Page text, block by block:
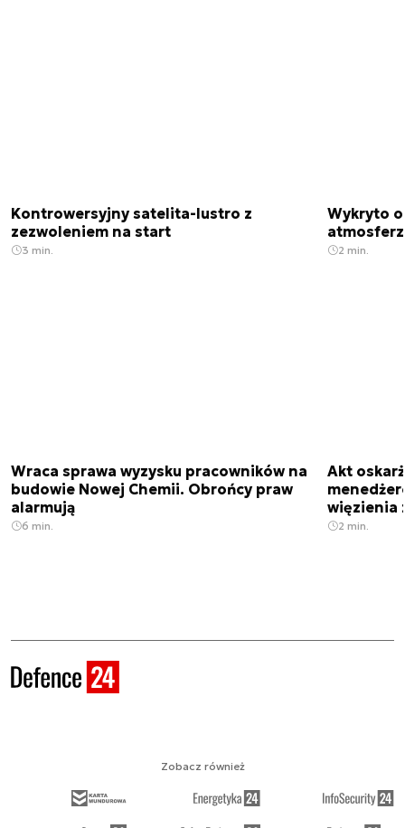
Kontrowersyjny satelita-lustro z
zezwoleniem na start
3 min.
Wykryto
2 min.
Wraca sprawa wyzysku pracowników na
budowie Nowej Chemii. Obrońcy praw
alarmują
6 min.
Akt
więzienia
2 min.
Zobacz również